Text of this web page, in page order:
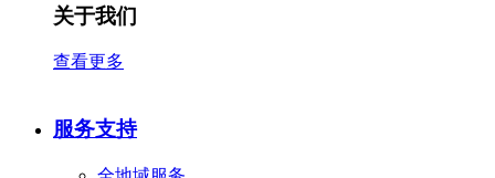
关于我们
查看更多
服务支持